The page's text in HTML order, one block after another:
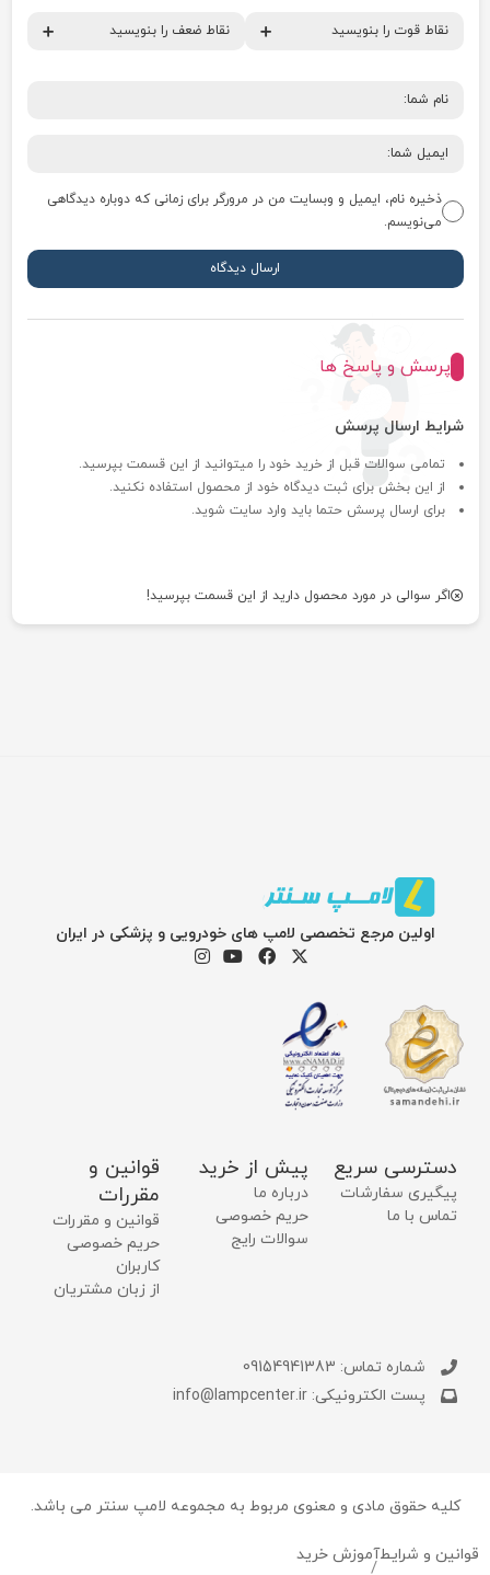
ذخیره نام، ایمیل و وبسایت من در مرورگر برای زمانی که دوباره دیدگاهی
می‌نویسم.
پرسش و پاسخ ها
شرایط ارسال پرسش
تمامی سوالات قبل از خرید خود را میتوانید از این قسمت بپرسید.
از این بخش برای ثبت دیدگاه خود از محصول استفاده نکنید.
برای ارسال پرسش حتما باید وارد سایت شوید.
اگر سوالی در مورد محصول دارید از این قسمت بپرسید!
اولین مرجع تخصصی لامپ های خودرویی و پزشکی در ایران
دسترسی سریع
پیگیری سفارشات
تماس با ما
پیش از خرید
درباره ما
حریم خصوصی
سوالات رایج
قوانین و
مقررات
قوانین و مقررات
حریم خصوصی
کاربران
از زبان مشتریان
شماره تماس: 09154941383
پست الکترونیکی: info@lampcenter.ir
کلیه حقوق مادی و معنوی مربوط به مجموعه لامپ سنتر می باشد.
قوانین و شرایط
/
آموزش خرید